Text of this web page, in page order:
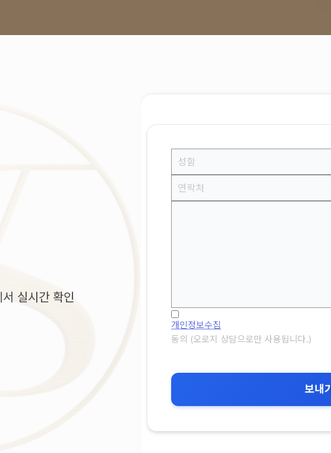
실시간 확인
개인정보수집
동의 (오로지 상담으로만 사용됩니다.)
보내기